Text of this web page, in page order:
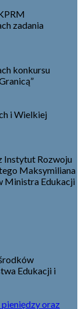
zadania
konkursu
i Wielkiej
Instytut Rozwoju
Maksymiliana
Ministra Edukacji
Edukacji i
oraz